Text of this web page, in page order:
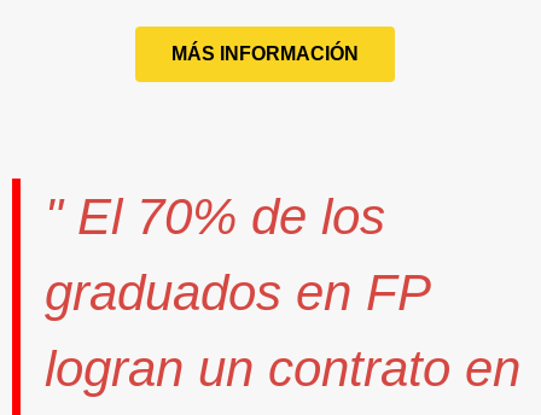
MÁS INFORMACIÓN
" El 70% de los
graduados en FP
logran un contrato en